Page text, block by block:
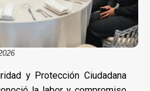
y Protección Ciudadana